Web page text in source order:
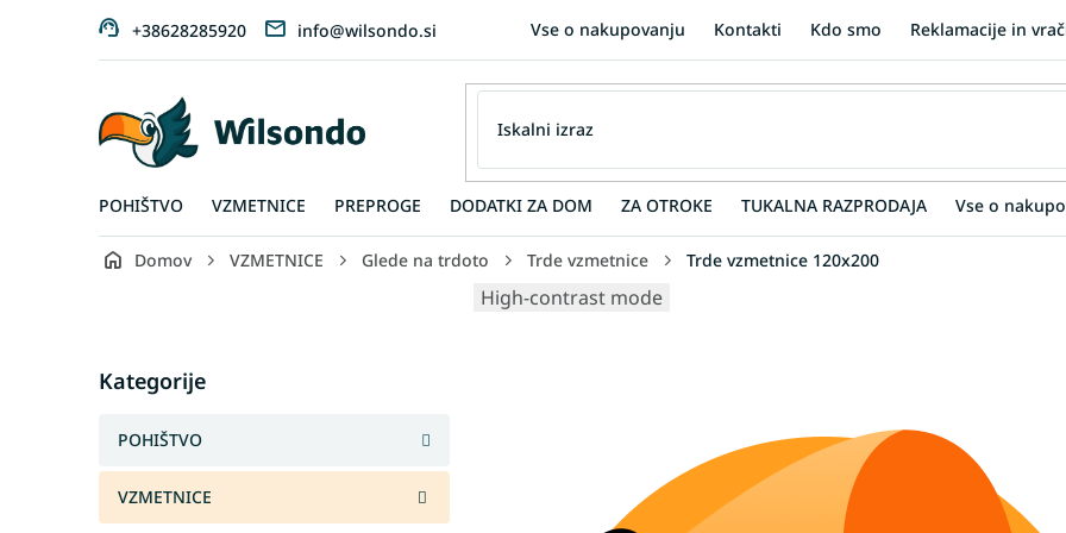
+38628285920 info@wilsondo.si Vse o nakupovanju Kontakti Kdo smo Reklamacije in
POHIŠTVO VZMETNICE PREPROGE DODATKI ZA DOM ZA OTROKE TUKALNA RAZPRODAJA Vse o
Domov VZMETNICE Glede na trdoto Trde vzmetnice Trde vzmetnice 120x200
e
b
categories
Kategorije
POHIŠTVO
VZMETNICE
High-contrast mode